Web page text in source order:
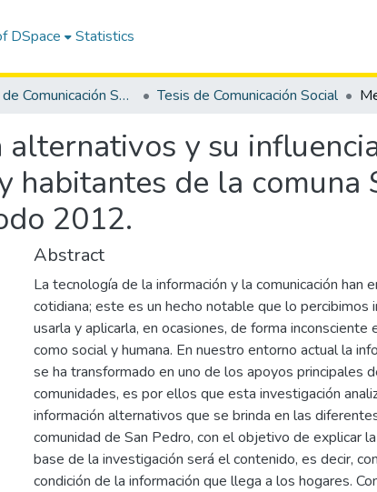
DSpace Statistics
Carrera de Comunicación Social Tesis de Comunicación Social
y su
habitantes de la comuna
2012.
Abstract
La tecnología de la información y la comunicación han
cotidiana; este es un hecho notable que lo percibimos
usarla y aplicarla, en ocasiones, de forma inconsciente
como social y humana. En nuestro entorno actual la
se ha transformado en uno de los apoyos principales
comunidades, es por ellos que esta investigación
información alternativos que se brinda en las
comunidad de San Pedro, con el objetivo de explicar
base de la investigación será el contenido, es decir,
condición de la información que llega a los hogares.